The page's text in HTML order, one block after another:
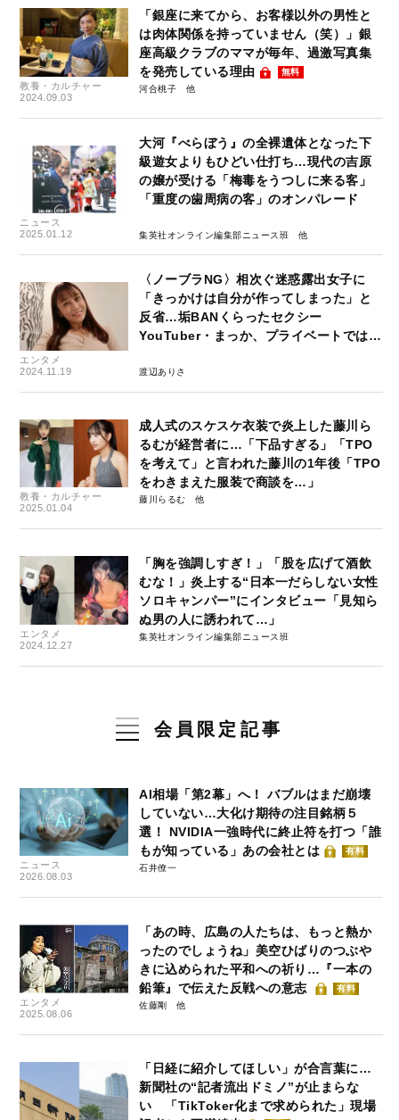
教養・カルチャー
2024.09.03
「銀座に来てから、お客様以外の男性と
は肉体関係を持っていません（笑）」銀
座高級クラブのママが毎年、過激写真集
を発売している理由
無料
河合桃子
ニュース
2025.01.12
大河『べらぼう』の全裸遺体となった下
級遊女よりもひどい仕打ち…現代の吉原
の嬢が受ける「梅毒をうつしに来る客」
「重度の歯周病の客」のオンパレード
集英社オンライン編集部ニュース班
エンタメ
2024.11.19
〈ノーブラNG〉相次ぐ迷惑露出女子に
「きっかけは自分が作ってしまった」と
反省…垢BANくらったセクシー
YouTuber・まっか、プライベートでは…
渡辺ありさ
教養・カルチャー
2025.01.04
成人式のスケスケ衣装で炎上した藤川ら
るむが経営者に…「下品すぎる」「TPO
を考えて」と言われた藤川の1年後「TPO
をわきまえた服装で商談を…」
藤川らるむ
エンタメ
2024.12.27
「胸を強調しすぎ！」「股を広げて酒飲
むな！」炎上する“日本一だらしない女性
ソロキャンパー”にインタビュー「見知ら
ぬ男の人に誘われて…」
集英社オンライン編集部ニュース班
会員限定記事
ニュース
2026.08.03
AI相場「第2幕」へ！ バブルはまだ崩壊
していない…大化け期待の注目銘柄５
選！ NVIDIA一強時代に終止符を打つ「誰
もが知っている」あの会社とは
有料
石井僚一
エンタメ
2025.08.06
「あの時、広島の人たちは、もっと熱か
ったのでしょうね」美空ひばりのつぶや
きに込められた平和への祈り…『一本の
鉛筆』で伝えた反戦への意志
有料
佐藤剛
「日経に紹介してほしい」が合言葉に…
新聞社の“記者流出ドミノ”が止まらな
い 「TikToker化まで求められた」現場